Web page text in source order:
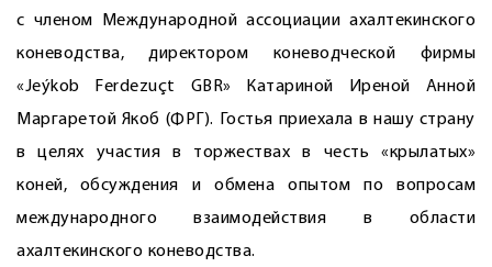
с членом Международной ассоциации ахалтекинского
коневодства, директором коневодческой фирмы
«Jeýkob Ferdezuçt GBR» Катариной Иреной Анной
Маргаретой Якоб (ФРГ). Гостья приехала в нашу страну
в целях участия в торжествах в честь «крылатых»
коней, обсуждения и обмена опытом по вопросам
международного взаимодействия в области
ахалтекинского коневодства.